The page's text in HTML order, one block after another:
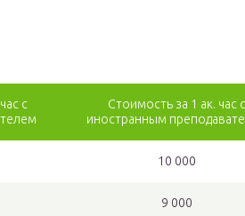
с
Стоимость за 1 ак. час с
иностранным
10 000
9 000